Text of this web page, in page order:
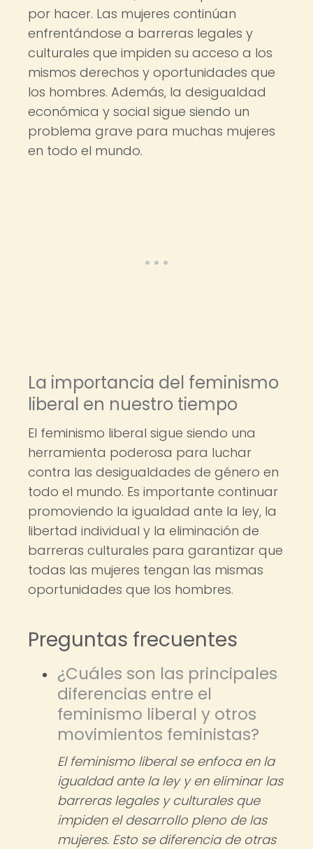
por hacer. Las mujeres continúan
enfrentándose a barreras legales y
culturales que impiden su acceso a los
mismos derechos y oportunidades que
los hombres. Además, la desigualdad
económica y social sigue siendo un
problema grave para muchas mujeres
en todo el mundo.
La importancia del feminismo
liberal en nuestro tiempo
El feminismo liberal sigue siendo una
herramienta poderosa para luchar
contra las desigualdades de género en
todo el mundo. Es importante continuar
promoviendo la igualdad ante la ley, la
libertad individual y la eliminación de
barreras culturales para garantizar que
todas las mujeres tengan las mismas
oportunidades que los hombres.
Preguntas frecuentes
¿Cuáles son las principales
diferencias entre el
feminismo liberal y otros
movimientos feministas?
El feminismo liberal se enfoca en la
igualdad ante la ley y en eliminar las
barreras legales y culturales que
impiden el desarrollo pleno de las
mujeres. Esto se diferencia de otras